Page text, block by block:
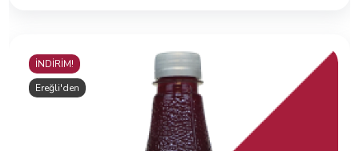
İNDİRİM!
Ereğli'den